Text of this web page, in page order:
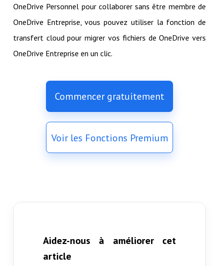
OneDrive Personnel pour collaborer sans être membre de
OneDrive Entreprise, vous pouvez utiliser la fonction de
transfert cloud pour migrer vos fichiers de OneDrive vers
OneDrive Entreprise en un clic.
Commencer gratuitement
Voir les Fonctions Premium
Aidez-nous à améliorer cet
article